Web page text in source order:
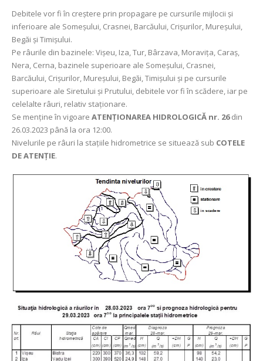
Debitele vor fi în creștere prin propagare pe cursurile mijlocii și
inferioare ale Someșului, Crasnei, Barcăului, Crișurilor, Mureșului,
Begăi și Timișului.
Pe râurile din bazinele: Vișeu, Iza, Tur, Bârzava, Moravița, Caraș,
Nera, Cerna, bazinele superioare ale Someșului, Crasnei,
Barcăului, Crișurilor, Mureșului, Begăi, Timișului și pe cursurile
superioare ale Siretului și Prutului, debitele vor fi în scădere, iar pe
celelalte râuri, relativ staționare.
Se menține în vigoare ATENȚIONAREA HIDROLOGICĂ nr. 26din
26.03.2023 până la ora 12:00.
Nivelurile pe râuri la stațiile hidrometrice se situează sub COTELE
DE ATENȚIE.